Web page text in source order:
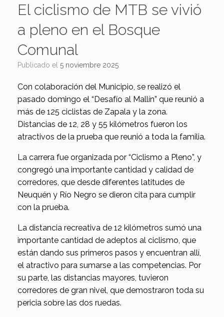
El ciclismo de MTB se vivió
a pleno en el Bosque
Comunal
Publicado el 5 noviembre 2025
Con colaboración del Municipio, se realizó el
pasado domingo el “Desafío al Mallín” que reunió a
más de 125 ciclistas de Zapala y la zona.
Distancias de 12, 28 y 55 kilómetros fueron los
atractivos de la prueba que reunió a toda la familia.
La carrera fue organizada por “Ciclismo a Pleno”, y
congregó una importante cantidad y calidad de
corredores, que desde diferentes latitudes de
Neuquén y Río Negro se dieron cita para cumplir
con la prueba.
La distancia recreativa de 12 kilómetros sumó una
importante cantidad de adeptos al ciclismo, que
están dando sus primeros pasos y encuentran allí,
el atractivo para sumarse a las competencias. Por
su parte, las distancias mayores, tuvieron
corredores de gran nivel, que demostraron toda su
pericia sobre las dos ruedas.